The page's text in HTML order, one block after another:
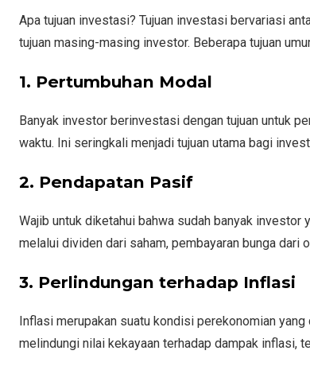
Apa tujuan investasi? Tujuan investasi bervariasi
tujuan masing-masing investor. Beberapa tujuan
1. Pertumbuhan Modal
Banyak investor berinvestasi dengan tujuan untuk
waktu. Ini seringkali menjadi tujuan utama bagi
2. Pendapatan Pasif
Wajib untuk diketahui bahwa sudah banyak
melalui dividen dari saham, pembayaran bunga
3. Perlindungan terhadap Inflasi
Inflasi merupakan suatu kondisi perekonomian
melindungi nilai kekayaan terhadap dampak inflasi,